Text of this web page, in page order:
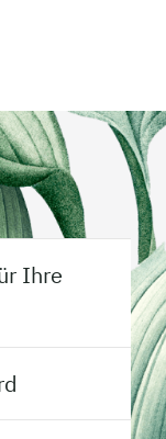
Ihre